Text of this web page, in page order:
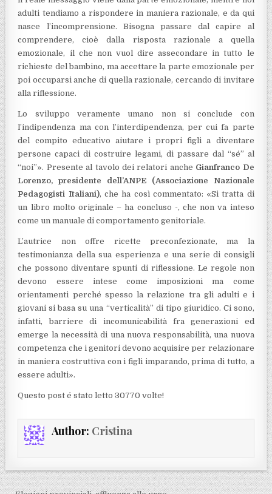
adulti tendiamo a rispondere in maniera razionale, e da qui
nasce l’incomprensione. Bisogna passare dal capire al
comprendere, cioè dalla risposta razionale a quella
emozionale, il che non vuol dire assecondare in tutto le
richieste del bambino, ma accettare la parte emozionale per
poi occuparsi anche di quella razionale, cercando di invitare
alla riflessione.
Lo sviluppo veramente umano non si conclude con
l’indipendenza ma con l’interdipendenza, per cui fa parte
del compito educativo aiutare i propri figli a diventare
persone capaci di costruire legami, di passare dal “sé” al
“noi”». Presente al tavolo dei relatori anche Gianfranco De
Lorenzo, presidente dell’ANPE (Associazione Nazionale
Pedagogisti Italiani), che ha così commentato: «Si tratta di
un libro molto originale – ha concluso -, che non va inteso
come un manuale di comportamento genitoriale.
L’autrice non offre ricette preconfezionate, ma la
testimonianza della sua esperienza e una serie di consigli
che possono diventare spunti di riflessione. Le regole non
devono essere intese come imposizioni ma come
orientamenti perché spesso la relazione tra gli adulti e i
giovani si basa su una “verticalità” di tipo giuridico. Ci sono,
infatti, barriere di incomunicabilità fra generazioni ed
emerge la necessità di una nuova responsabilità, una nuova
competenza che i genitori devono acquisire per relazionare
in maniera costruttiva con i figli imparando, prima di tutto, a
essere adulti».
Questo post é stato letto 30770 volte!
Author: Cristina